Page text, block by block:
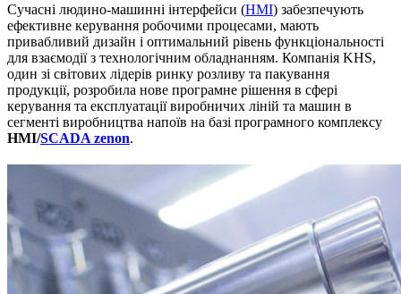
Сучасні людино-машинні інтерфейси (HMI) забезпечують
ефективне керування робочими процесами, мають
привабливий дизайн і оптимальний рівень функціональності
для взаємодії з технологічним обладнанням. Компанія KHS,
один зі світових лідерів ринку розливу та пакування
продукції, розробила нове програмне рішення в сфері
керування та експлуатації виробничих ліній та машин в
сегменті виробництва напоїв на базі програмного комплексу
HMI/SCADA zenon.